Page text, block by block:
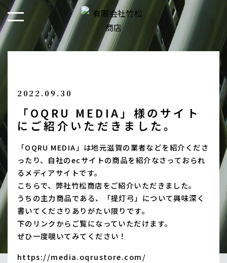
2022.09.30
「OQRU MEDIA」様のサイト
にご紹介いただきました。
「OQRU MEDIA」は地元滋賀の業者などを紹介くださ
ったり、自社のecサイトの商品を紹介なさっておられ
るメディアサイトです。
こちらで、弊社竹松商店をご紹介いただきました。
うちの主力商品である、「提灯弓」について興味深く
書いてくださりありがたい限りです。
下のリンクからご覧になっていただけます。
ぜひ一度覗いてみてください！
https://media.oqrustore.com/